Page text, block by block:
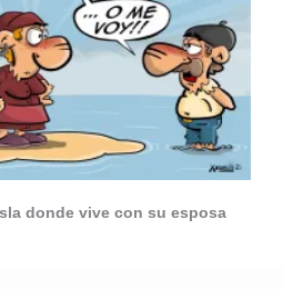
donde vive con su esposa